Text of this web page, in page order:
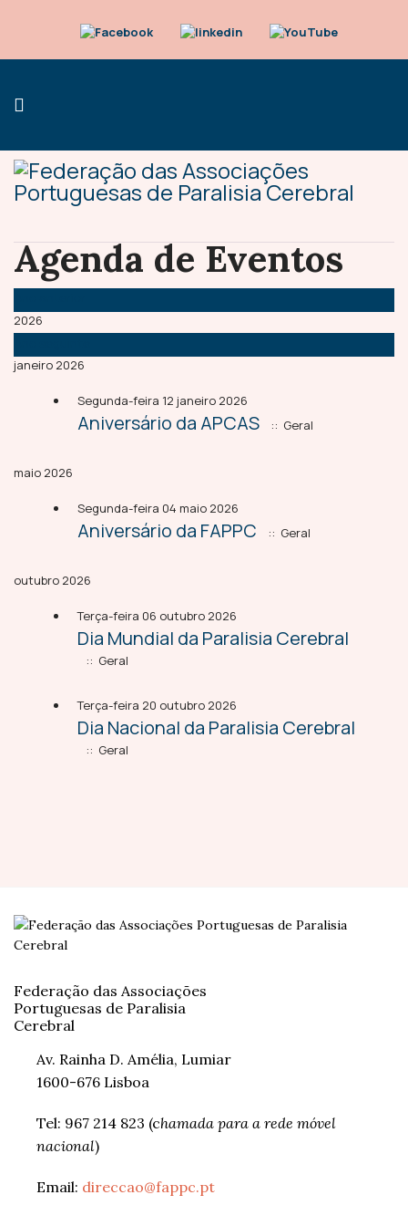
Agenda de Eventos
2026
janeiro 2026
Segunda-feira 12 janeiro 2026
Aniversário da APCAS :: Geral
maio 2026
Segunda-feira 04 maio 2026
Aniversário da FAPPC :: Geral
outubro 2026
Terça-feira 06 outubro 2026
Dia Mundial da Paralisia Cerebral
:: Geral
Terça-feira 20 outubro 2026
Dia Nacional da Paralisia Cerebral
:: Geral
Federação das Associações
Portuguesas de Paralisia
Cerebral
Av. Rainha D. Amélia, Lumiar
1600-676 Lisboa
Tel: 967 214 823 (chamada para a rede móvel
nacional)
Email: direccao@fappc.pt